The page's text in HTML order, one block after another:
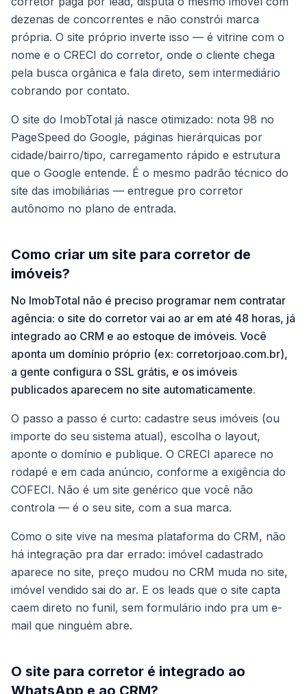
dezenas de concorrentes e não constrói marca
própria. O site próprio inverte isso — é vitrine com o
nome e o CRECI do corretor, onde o cliente chega
pela busca orgânica e fala direto, sem intermediário
cobrando por contato.
O site do ImobTotal já nasce otimizado: nota 98 no
PageSpeed do Google, páginas hierárquicas por
cidade/bairro/tipo, carregamento rápido e estrutura
que o Google entende. É o mesmo padrão técnico do
site das imobiliárias — entregue pro corretor
autônomo no plano de entrada.
Como criar um site para corretor de
imóveis?
No ImobTotal não é preciso programar nem contratar
agência: o site do corretor vai ao ar em até 48 horas, já
integrado ao CRM e ao estoque de imóveis. Você
aponta um domínio próprio (ex: corretorjoao.com.br),
a gente configura o SSL grátis, e os imóveis
publicados aparecem no site automaticamente.
O passo a passo é curto: cadastre seus imóveis (ou
importe do seu sistema atual), escolha o layout,
aponte o domínio e publique. O CRECI aparece no
rodapé e em cada anúncio, conforme a exigência do
COFECI. Não é um site genérico que você não
controla — é o seu site, com a sua marca.
Como o site vive na mesma plataforma do CRM, não
há integração pra dar errado: imóvel cadastrado
aparece no site, preço mudou no CRM muda no site,
imóvel vendido sai do ar. E os leads que o site capta
caem direto no funil, sem formulário indo pra um e-
mail que ninguém abre.
O site para corretor é integrado ao
WhatsApp e ao CRM?